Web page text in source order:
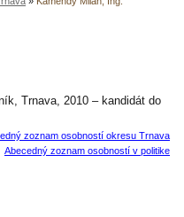
Trnava, 2010 – kandidát do
zoznam osobností okresu Trnava
Abecedný zoznam osobností v politike